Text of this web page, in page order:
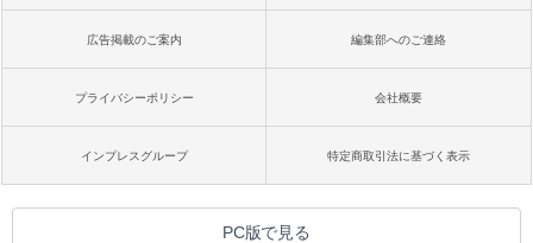
広告掲載のご案内 編集部へのご連絡
プライバシーポリシー 会社概要
インプレスグループ 特定商取引法に基づく表示
PC版で見る